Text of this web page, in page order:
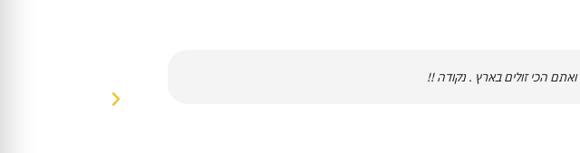
ואתם הכי זולים בארץ . נקודה !!